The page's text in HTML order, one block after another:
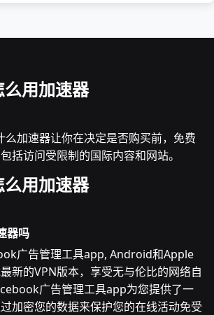
用加速器
加速器让你在决定是否购买前，免费
括访问受限制的国际内容和网站。
用加速器
器吗
广告管理工具app, Android和Apple
新的VPN版本，享受无与伦比的网络自
广告管理工具app为您提供了一
加密您的数据来保护您的在线活动免受